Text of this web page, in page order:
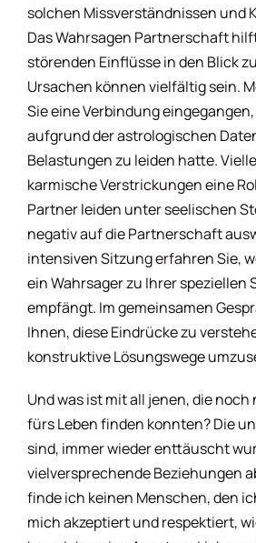
solchen Missverständnissen und
Das Wahrsagen Partnerschaft
störenden Einflüsse in den Blick
Ursachen können vielfältig sein.
Sie eine Verbindung
aufgrund der astrologischen
Belastungen zu leiden hatte.
karmische Verstrickungen eine
Partner leiden unter seelischen
negativ auf die Partnerschaft
intensiven Sitzung erfahren Sie,
ein Wahrsager zu Ihrer speziellen
empfängt. Im gemeinsamen
Ihnen, diese Eindrücke zu
konstruktive Lösungswege
Und was ist mit all jenen, die
fürs Leben finden konnten? Die
sind, immer wieder enttäuscht
vielversprechende Beziehungen
finde ich keinen Menschen, den
mich akzeptiert und respektiert,